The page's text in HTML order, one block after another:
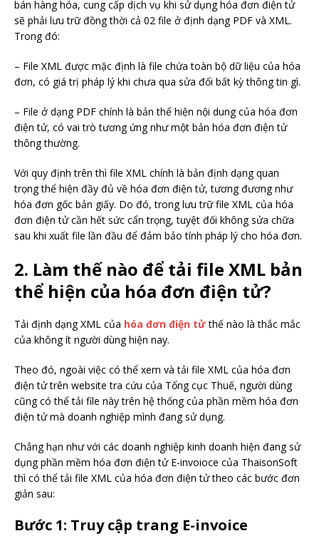
bán hàng hóa, cung cấp dịch vụ khi sử dụng hóa đơn điện tử
sẽ phải lưu trữ đồng thời cả 02 file ở định dạng PDF và XML.
Trong đó:
– File XML được mặc định là file chứa toàn bộ dữ liệu của hóa
đơn, có giá trị pháp lý khi chưa qua sửa đổi bất kỳ thông tin gì.
– File ở dạng PDF chính là bản thể hiện nội dung của hóa đơn
điện tử, có vai trò tương ứng như một bản hóa đơn điện tử
thông thường.
Với quy định trên thì file XML chính là bản định dạng quan
trọng thể hiện đầy đủ về hóa đơn điện tử, tương đương như
hóa đơn gốc bản giấy. Do đó, trong lưu trữ file XML của hóa
đơn điện tử cần hết sức cẩn trọng, tuyệt đối không sửa chữa
sau khi xuất file lần đầu để đảm bảo tính pháp lý cho hóa đơn.
2. Làm thế nào để tải file XML bản
thể hiện của hóa đơn điện tử?
Tải định dạng XML của hóa đơn điện tửthế nào là thắc mắc
của không ít người dùng hiện nay.
Theo đó, ngoài việc có thể xem và tải file XML của hóa đơn
điện tử trên website tra cứu của Tổng cục Thuế, người dùng
cũng có thể tải file này trên hệ thống của phần mềm hóa đơn
điện tử mà doanh nghiệp mình đang sử dụng.
Chẳng hạn như với các doanh nghiệp kinh doanh hiện đang sử
dụng phần mềm hóa đơn điện tử E-invoioce của ThaisonSoft
thì có thể tải file XML của hóa đơn điện tử theo các bước đơn
giản sau:
Bước 1: Truy cập trang E-invoice